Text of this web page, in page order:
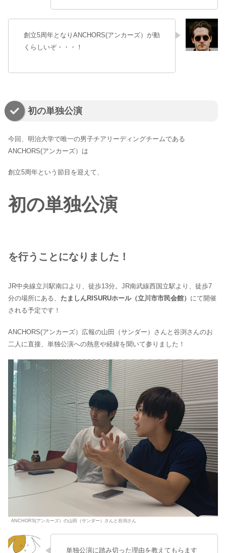
創立5周年となりANCHORS(アンカーズ）が動
くらしいぞ・・・！
初の単独公演
今回、明治大学で唯一の男子チアリーディングチームである
ANCHORS(アンカーズ）は
創立5周年という節目を迎えて、
初の単独公演
を行うことになりました！
JR中央線立川駅南口より、徒歩13分。JR南武線西国立駅より、徒歩7
分の場所にある、 たましんRISURUホール（立川市市民会館） にて開催
される予定です！
ANCHORS(アンカーズ）広報の山田（サンダー）さんと谷渕さんのお
二人に直接、単独公演への熱意や経緯を聞いて参りました！
ANCHORS(アンカーズ）の山田（サンダー）さんと谷渕さん
単独公演に踏み切った理由を教えてもらます